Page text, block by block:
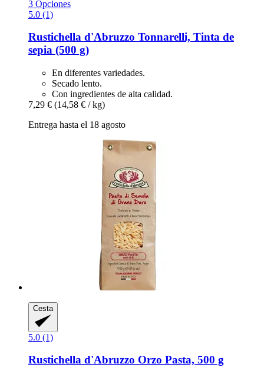
3 Opciones
5.0 (1)
Rustichella d'Abruzzo Tonnarelli, Tinta de
sepia (500 g)
En diferentes variedades.
Secado lento.
Con ingredientes de alta calidad.
7,29 € (14,58 € / kg)
Entrega hasta el 18 agosto
Cesta
5.0 (1)
Rustichella d'Abruzzo Orzo Pasta, 500 g